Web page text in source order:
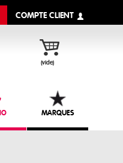
COMPTE CLIENT
(vide)
MARQUES